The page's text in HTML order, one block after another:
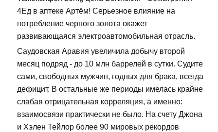
4Ед в аптеке Артём! Серьезное влияние на
потребление черного золота окажет
развивающаяся электроавтомобильная отрасль.
Саудовская Аравия увеличила добычу второй
месяц подряд - до 10 млн баррелей в сутки. Судите
сами, свободных мужчин, годных для брака, всегда
дефицит. В остальные же периоды имелась крайне
слабая отрицательная корреляция, а именно:
взаимосвязи практически не было. На счету Джона
и Хэлен Тейлор более 90 мировых рекордов